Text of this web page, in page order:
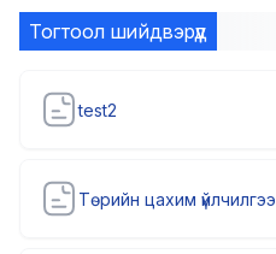
Тогтоол шийдвэрүүд
test2
Төрийн цахим үйлчилгээ